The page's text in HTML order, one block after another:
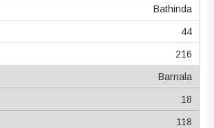
Bathinda
44
216
Barnala
18
118